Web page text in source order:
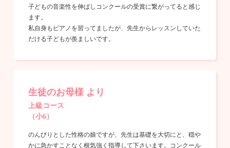
子どもの音楽性を伸ばしコンクールの受賞に繋がってると感じ
ます。
私自身もピアノを習ってましたが、先生からレッスンしていた
だける子どもが羨ましいです。
生徒のお母様 より
上級コース
（小6）
のんびりとした性格の娘ですが、先生は基礎を大切にと、穏や
かに急かすことなく根気強く指導して下さいます。コンクール